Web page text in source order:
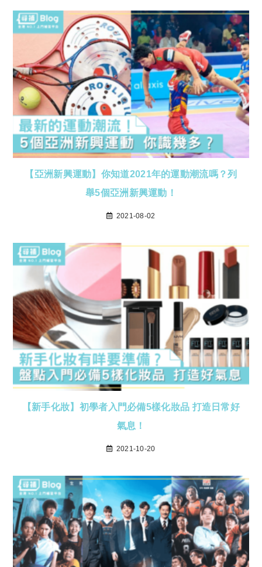
【亞洲新興運動】你知道2021年的運動潮流嗎？列
舉5個亞洲新興運動！
2021-08-02
【新手化妝】初學者入門必備5樣化妝品 打造日常好
氣息！
2021-10-20